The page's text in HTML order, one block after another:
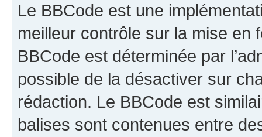
Le BBCode est une
meilleur contrôle sur la mise en
BBCode est déterminée par
possible de la désactiver sur
rédaction. Le BBCode est
balises sont contenues entre